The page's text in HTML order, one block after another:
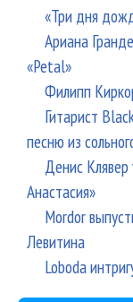
«Три дня
Ариана
«Petal»
Филипп
Гитарист
песню из
Денис
Анастасия»
Mordor
Левитина
Loboda